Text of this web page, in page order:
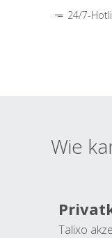
24/7-
Wie
Talixo